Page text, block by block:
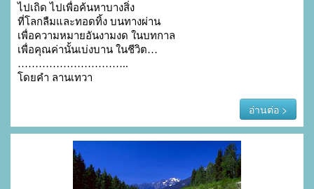
ไปเถิด ไปเพื่อค้นหาบางสิ่ง
ที่โลกลืมและทอดทิ้ง บนทางผ่าน
เพื่อความหมายอันงามงด ในบทกาล
เพื่อคุณค่านั้นเบ่งบาน ในชีวิต…
…………………………..
โดยคำ ลานเทวา
อ่านต่อ >